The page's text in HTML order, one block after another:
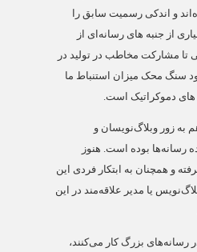
و اندکی رسمیت سابق را
از جنبه های رسانه‌ای از
تا مشارکت مخاطب در تولید در
سنگ محک میزان استنباط ما
های دموکراتیک است.
به زور وبلاگ‌نویسان و
رسانه‌ها بوده است. هنوز
و همچنان به ابتکار فردی این
یا مدیر علاقه‌مند در این
رسانه‌های بزرگ کار می‌کنند،